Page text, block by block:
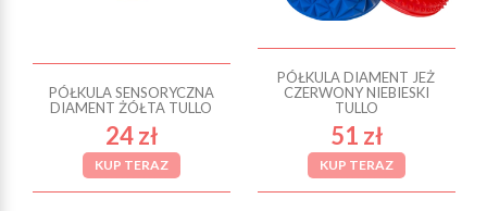
PÓŁKULA SENSORYCZNA
DIAMENT ŻÓŁTA TULLO
24 zł
KUP TERAZ
PÓŁKULA DIAMENT JEŻ
CZERWONY NIEBIESKI
TULLO
51 zł
KUP TERAZ